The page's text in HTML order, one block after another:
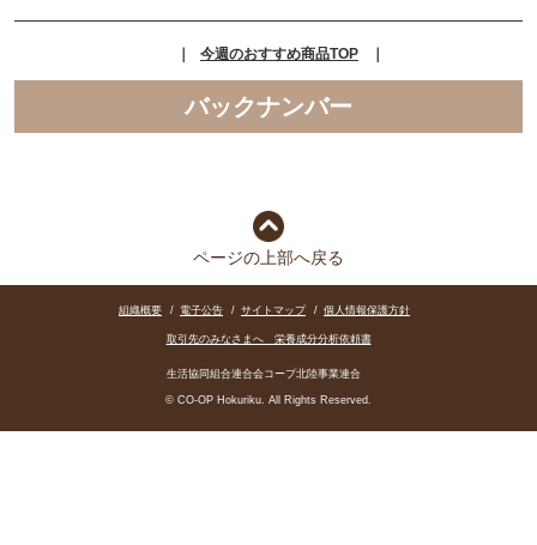
｜ 今週のおすすめ商品TOP ｜
バックナンバー
ページの上部へ戻る
組織概要 / 電子公告 / サイトマップ / 個人情報保護方針
取引先のみなさまへ 栄養成分分析依頼書
生活協同組合連合会コープ北陸事業連合
© CO-OP Hokuriku. All Rights Reserved.